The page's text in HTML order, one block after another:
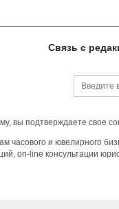
Связь с
вы подтверждаете свое
и ювелирного
on-line консультации